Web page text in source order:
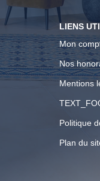
LIENS
Mon
Nos
Mentions
Politique
Plan du